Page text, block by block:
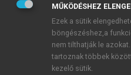
Adatkezelési
veszem és elfogadom.
Általános vásárlási
mersz.huoldalak
tudomásul veszem és
MŰKÖDÉSHEZ
Ezek a sütik
böngészéshez,a
nem tilthatják le
tartoznak többek
kezelő sütik.